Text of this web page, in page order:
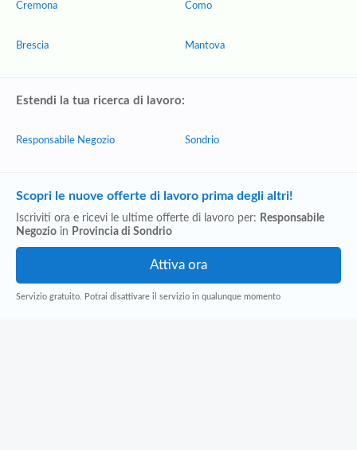
Cremona
Brescia
Como
Mantova
Estendi la tua ricerca di lavoro:
Responsabile Negozio Sondrio
Scopri le nuove offerte di lavoro prima degli altri!
Iscriviti ora e ricevi le ultime offerte di lavoro per: Responsabile
Negozio in Provincia di Sondrio
Servizio gratuito. Potrai disattivare il servizio in qualunque momento